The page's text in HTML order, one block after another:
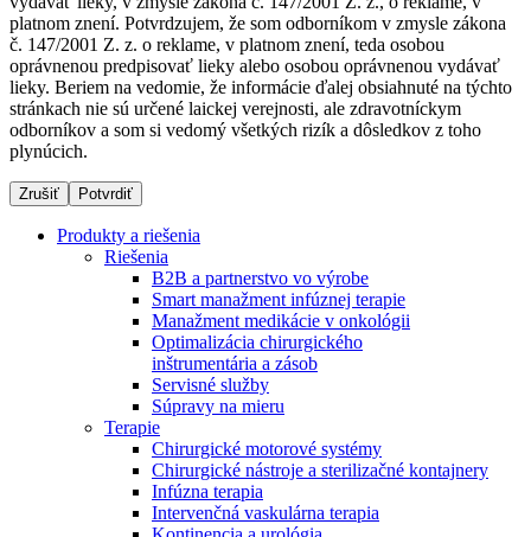
Produktový katalóg​
Objavte naše produkty. ​Navštívte produktový katalóg B.
Braun​ s našim kompletným produktovým portfóliom.​
Dialyzačné strediská
B. Braun Avitum poskytuje kvalitnú dialyzačnú starostlivosť
vo všetkých svojich strediskách na Slovensku. Viac
Zostaňte v dialógu s B. Braun. Kontaktujte nás.
platnom znení. Potvrdzujem, že som odborníkom v zmysle zákona
č. 147/2001 Z. z. o reklame, v platnom znení, teda osobou
oprávnenou predpisovať lieky alebo osobou oprávnenou vydávať
lieky. Beriem na vedomie, že informácie ďalej obsiahnuté na týchto
stránkach nie sú určené laickej verejnosti, ale zdravotníckym
odborníkov a som si vedomý všetkých rizík a dôsledkov z toho
plynúcich.
Zrušiť Potvrdiť
Produkty a riešenia
Riešenia
B2B a partnerstvo vo výrobe
Smart manažment infúznej terapie
Manažment medikácie v onkológii
Optimalizácia chirurgického
inštrumentária a zásob
Servisné služby
Súpravy na mieru
Terapie
Chirurgické motorové systémy
Chirurgické nástroje a sterilizačné kontajnery
Infúzna terapia
Intervenčná vaskulárna terapia